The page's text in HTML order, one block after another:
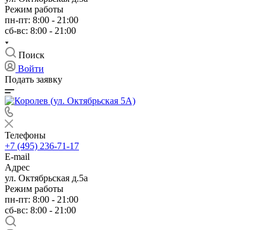
Режим работы
пн-пт: 8:00 - 21:00
сб-вс: 8:00 - 21:00
Поиск
Войти
Подать заявку
Телефоны
+7 (495) 236-71-17
E-mail
Адрес
ул. Октябрьская д.5а
Режим работы
пн-пт: 8:00 - 21:00
сб-вс: 8:00 - 21:00